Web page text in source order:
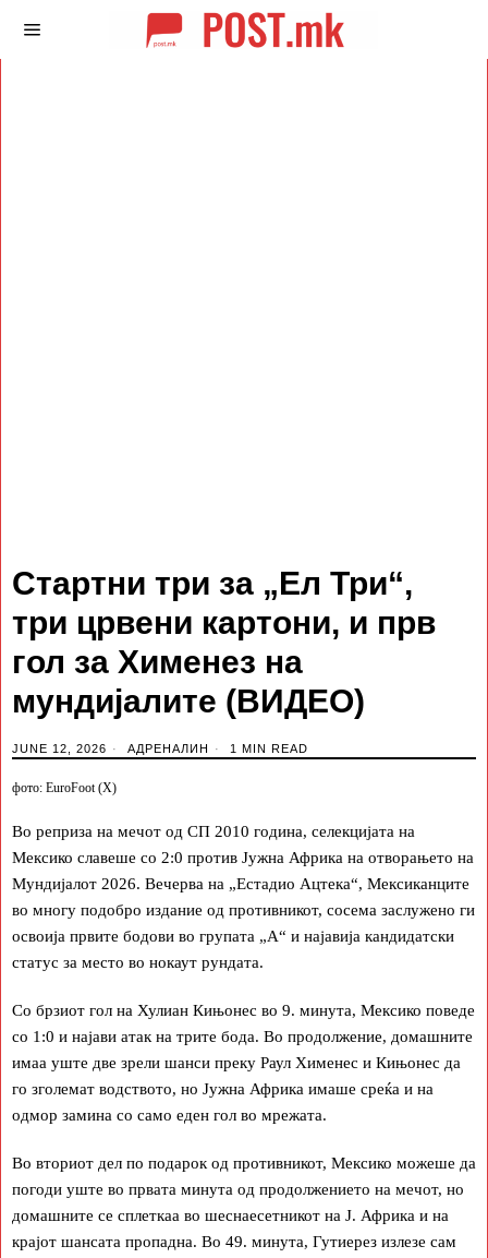
Стартни три за „Ел Три“,
три црвени картони, и прв
гол за Хименез на
мундијалите (ВИДЕО)
JUNE 12, 2026 АДРЕНАЛИН 1 MIN READ
фото: EuroFoot (X)
Во реприза на мечот од СП 2010 година, селекцијата на
Мексико славеше со 2:0 против Јужна Африка на отворањето на
Мундијалот 2026. Вечерва на „Естадио Ацтека“, Мексиканците
во многу подобро издание од противникот, сосема заслужено ги
освоија првите бодови во групата „А“ и најавија кандидатски
статус за место во нокаут рундата.
Со брзиот гол на Хулиан Кињонес во 9. минута, Мексико поведе
со 1:0 и најави атак на трите бода. Во продолжение, домашните
имаа уште две зрели шанси преку Раул Хименес и Кињонес да
го зголемат водството, но Јужна Африка имаше среќа и на
одмор замина со само еден гол во мрежата.
Во вториот дел по подарок од противникот, Мексико можеше да
погоди уште во првата минута од продолжението на мечот, но
домашните се сплеткаа во шеснаесетникот на Ј. Африка и на
крајот шансата пропадна. Во 49. минута, Гутиерез излезе сам